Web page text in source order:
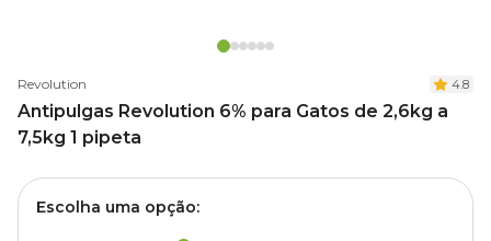
Revolution 4.8
Antipulgas Revolution 6% para Gatos de 2,6kg a
7,5kg 1 pipeta
Escolha uma opção: